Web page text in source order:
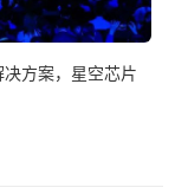
方案，星空芯片